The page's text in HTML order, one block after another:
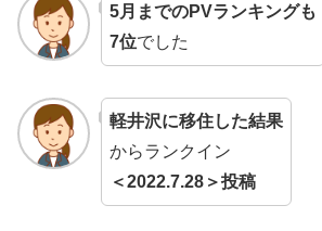
5月までのPVランキングも
7位でした
軽井沢に移住した結果
からランクイン
＜2022.7.28＞投稿